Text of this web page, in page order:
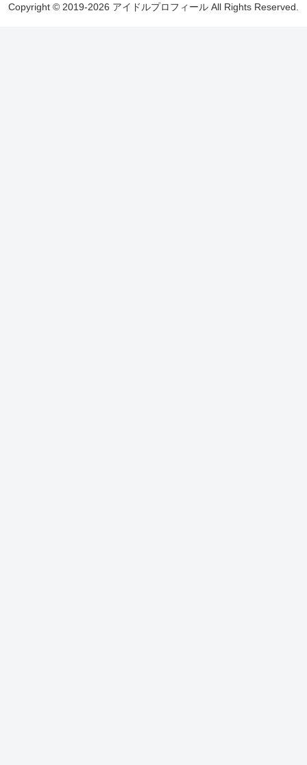
Copyright © 2019-2026 アイドルプロフィール All Rights Reserved.